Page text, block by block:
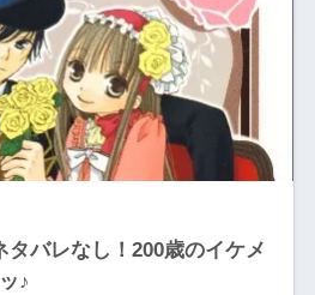
バレなし！200歳のイケメ
♪